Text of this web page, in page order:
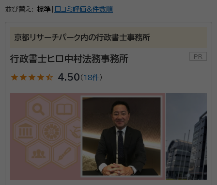
並び替え: 標準 口コミ評価&件数順
京都リサーチパーク内の行政書士事務所
行政書士ヒロ中村法務事務所
star star star star star_half 4.50 （ 18件 ）